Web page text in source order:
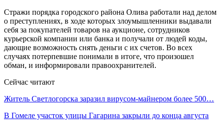
Стражи порядка городского района Олива работали над делом
о преступлениях, в ходе которых злоумышленники выдавали
себя за покупателей товаров на аукционе, сотрудников
курьерской компании или банка и получали от людей коды,
дающие возможность снять деньги с их счетов. Во всех
случаях потерпевшие понимали в итоге, что произошел
обман, и информировали правоохранителей.
Сейчас читают
Житель Светлогорска заразил вирусом-майнером более 500…
В Гомеле участок улицы Гагарина закрыли до конца августа